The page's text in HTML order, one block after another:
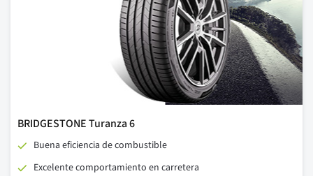
BRIDGESTONE Turanza 6
Buena eficiencia de combustible
Excelente comportamiento en carretera